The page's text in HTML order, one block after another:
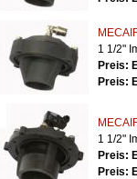
1 1/2"
Preis:
Preis:
1 1/2"
Preis:
Preis: